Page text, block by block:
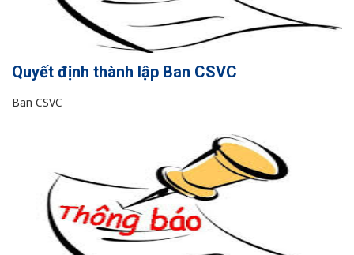
Quyết định thành lập Ban CSVC
Ban CSVC